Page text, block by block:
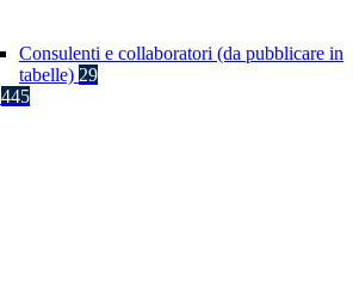
Consulenti e collaboratori (da pubblicare in
tabelle) 29
445